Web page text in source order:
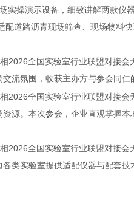
操演示设备，细致讲解两款仪
道路沥青现场筛查、现场物料
流氛围，收获主办方与参会同仁
源。本次参会，企业直观掌握
实验室提供适配仪器与配套技